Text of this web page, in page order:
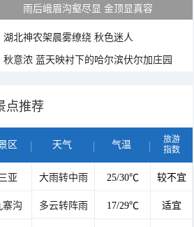
雨后峨眉沟壑尽显 金顶显真容
湖北神农架晨雾缭绕 秋色迷人
秋意浓 蓝天映衬下的哈尔滨伏尔加庄园
点推荐
区 天气 气温
旅游
指数
亚 大雨转中雨 25/30℃ 较不宜
寨沟 多云转阵雨 17/29℃ 适宜